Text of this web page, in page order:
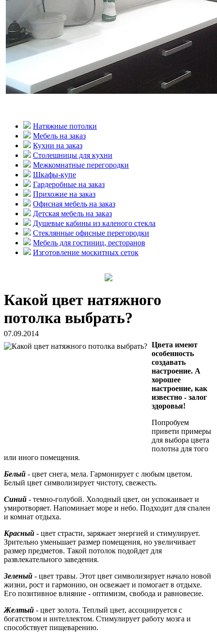
Натяжные потолки
Мебель на заказ
Кухни на заказ
Столешницы для кухни
Межкомнатные перегородки
Шкафы-купе
Гардеробные на заказ
Прихожие на заказ
Офисная мебель на заказ
Детская мебель на заказ
Душевые кабины из каленого стекла
Стеклянные офисные перегородки
Мебель для гостиниц, ресторанов
Изготовление москитных сеток
Какой цвет натяжного
потолка выбрать?
07.09.2014
Цвета имеют
особенность
создавать
настроение. А
хорошее
настроение, как
известно - залог
здоровья!
Попробуем
привети примеры
для выбора цвета
полотна для того
или иного помещения.
Белый - цвет снега, мела. Гармонирует с любым цветом.
Белый цвет символизирует чистоту, свежесть.
Синий - темно-голубой. Холодный цвет, он успокаивает и
умиротворяет. Напоминает море и небо. Подходит для спален
и комнат отдыха.
Красный - цвет страсти, заряжает энергией и стимулирует.
Зрительно уменьшает размер помещения, но увеличивает
размер предметов. Такой потолок подойдет для
развлекательного заведения.
Зеленый - цвет травы. Этот цвет символизирует начало новой
жизни, рост и гармонию, он освежает и помогает в отдыхе.
Его позитивное влияние - оптимизм, свобода и равновесие.
Желтый - цвет золота. Теплый цвет, ассоциируется с
богатством и интеллектом. Стимулирует работу мозга и
способствует пищеварению.